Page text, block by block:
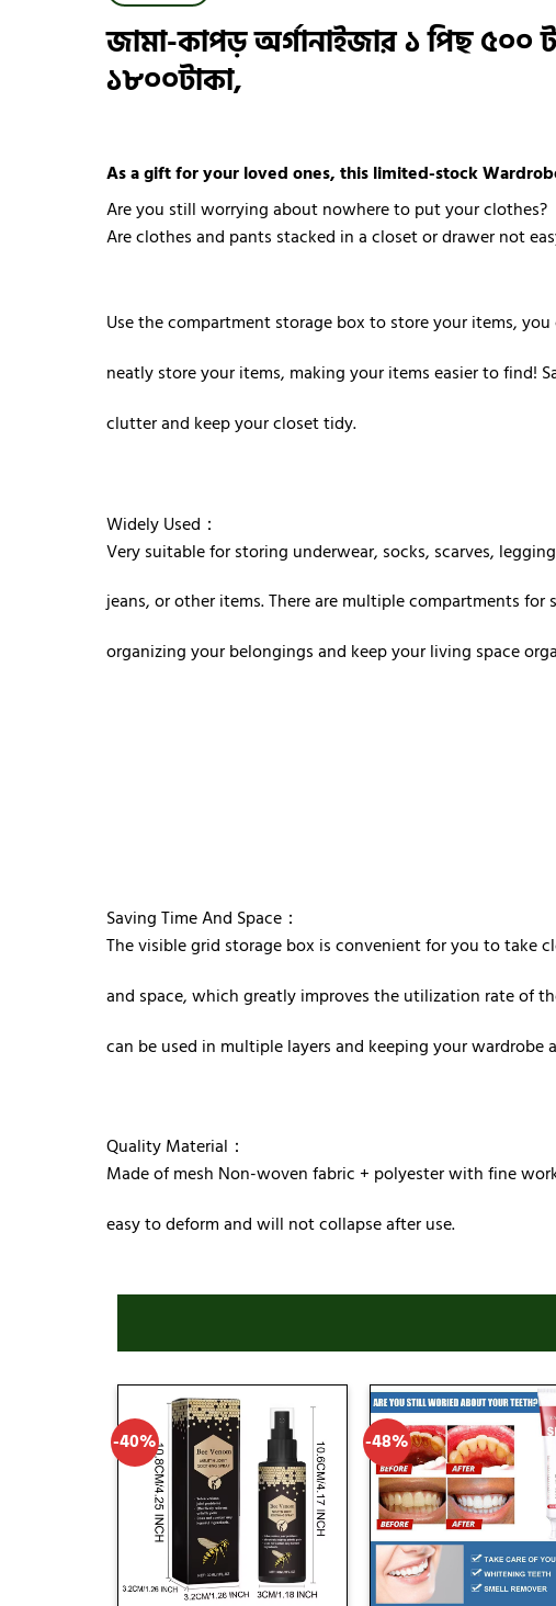
জামা-কাপড় অর্গানাইজার ১ পিছ ৫০০
১৮০০টাকা,
As a gift for your loved ones, this limited-stock
Are you still worrying about nowhere to put your clothes?
Are clothes and pants stacked in a closet or drawer not
Use the compartment storage box to store your items,
neatly store your items, making your items easier to find!
clutter and keep your closet tidy.
Widely Used：
Very suitable for storing underwear, socks, scarves,
jeans, or other items. There are multiple compartments for
organizing your belongings and keep your living space
Saving Time And Space：
The visible grid storage box is convenient for you to take
and space, which greatly improves the utilization rate of
can be used in multiple layers and keeping your wardrobe
Quality Material：
Made of mesh Non-woven fabric + polyester with fine
easy to deform and will not collapse after use.
-40% Add
to
wishlist
-48%